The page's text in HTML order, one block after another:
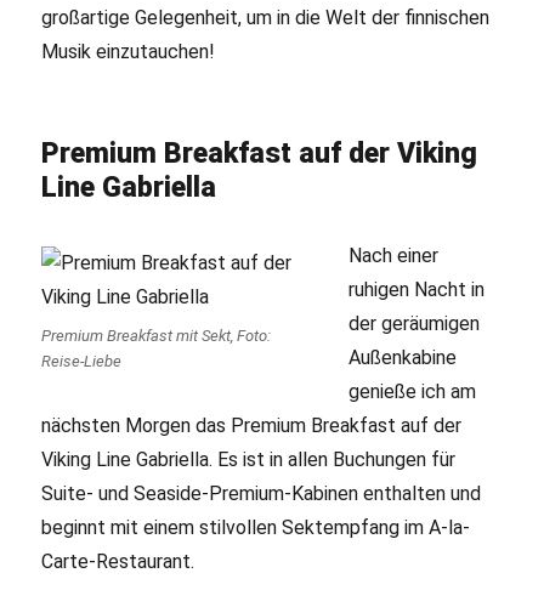
großartige Gelegenheit, um in die Welt der finnischen
Musik einzutauchen!
Premium Breakfast auf der Viking
Line Gabriella
Premium Breakfast mit Sekt, Foto:
Reise-Liebe
Nach einer
ruhigen Nacht in
der geräumigen
Außenkabine
genieße ich am
nächsten Morgen das Premium Breakfast auf der
Viking Line Gabriella. Es ist in allen Buchungen für
Suite- und Seaside-Premium-Kabinen enthalten und
beginnt mit einem stilvollen Sektempfang im A-la-
Carte-Restaurant.